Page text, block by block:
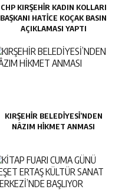
CHP KIRŞEHİR KADIN KOLLARI
BAŞKANI HATİCE KOÇAK BASIN
AÇIKLAMASI YAPTI
KIRŞEHİR BELEDİYESİ’NDEN
NÂZIM HİKMET ANMASI